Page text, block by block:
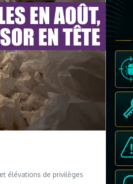
élévations de privilèges